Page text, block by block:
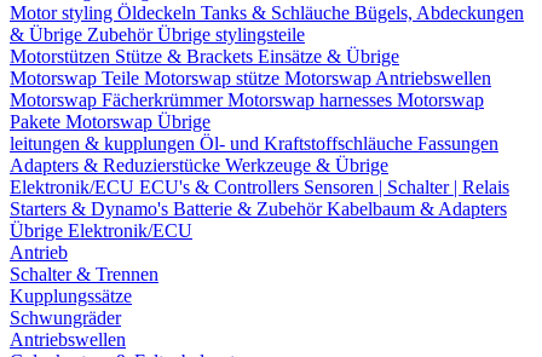
Motor styling Öldeckeln Tanks & Schläuche Bügels, Abdeckungen
& Übrige ZubehörÜbrige stylingsteile
Motorstützen Stütze & Brackets Einsätze & Übrige
Motorswap Teile Motorswap stütze Motorswap Antriebswellen
Motorswap FächerkrümmerMotorswap harnesses Motorswap
Pakete Motorswap Übrige
leitungen & kupplungen Öl- und Kraftstoffschläuche Fassungen
Adapters & Reduzierstücke Werkzeuge & Übrige
Elektronik/ECU ECU's & Controllers Sensoren | Schalter | Relais
Starters & Dynamo's Batterie & ZubehörKabelbaum & Adapters
Übrige Elektronik/ECU
Antrieb
Schalter & Trennen
Kupplungssätze
Schwungräder
Antriebswellen